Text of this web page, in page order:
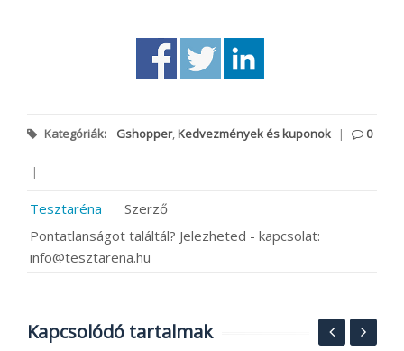
Kategóriák: Gshopper,Kedvezmények és kuponok | 0
|
Tesztaréna
Szerző
Pontatlanságot találtál? Jelezheted - kapcsolat:
info@tesztarena.hu
Kapcsolódó tartalmak